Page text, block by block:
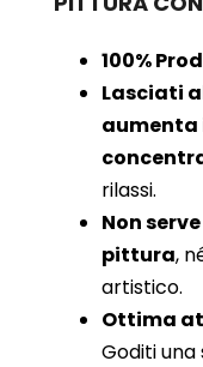
100%
Lasciati
aumenta
rilassi.
Non
pittura,
artistico.
Ottima
Goditi